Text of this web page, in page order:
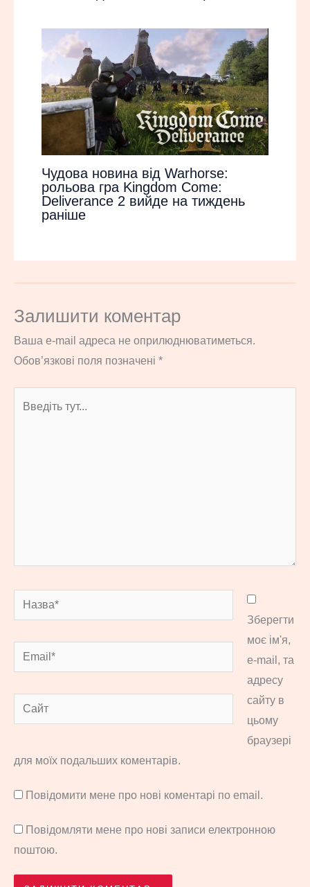
Чудова новина від Warhorse:
рольова гра Kingdom Come:
Deliverance 2 вийде на тиждень
раніше
Залишити коментар
Ваша e-mail адреса не оприлюднюватиметься.
Обов’язкові поля позначені *
Назва*
Email*
Сайт
Зберегти
моє ім'я,
e-mail, та
адресу
сайту в
цьому
браузері
для моїх подальших коментарів.
Повідомити мене про нові коментарі по email.
Повідомляти мене про нові записи електронною
поштою.